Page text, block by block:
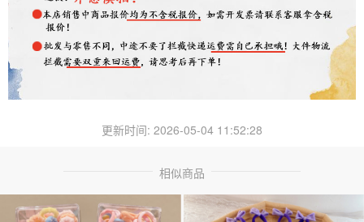
更新时间: 2026-05-04 11:52:28
相似商品